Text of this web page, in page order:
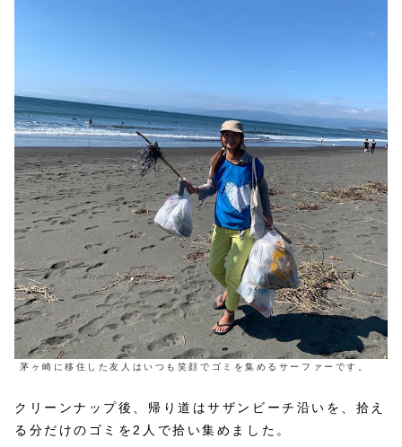
茅ヶ崎に移住した友人はいつも笑顔でゴミを集めるサーファーです。
クリーンナップ後、帰り道はサザンビーチ沿いを、拾え
る分だけのゴミを2人で拾い集めました。